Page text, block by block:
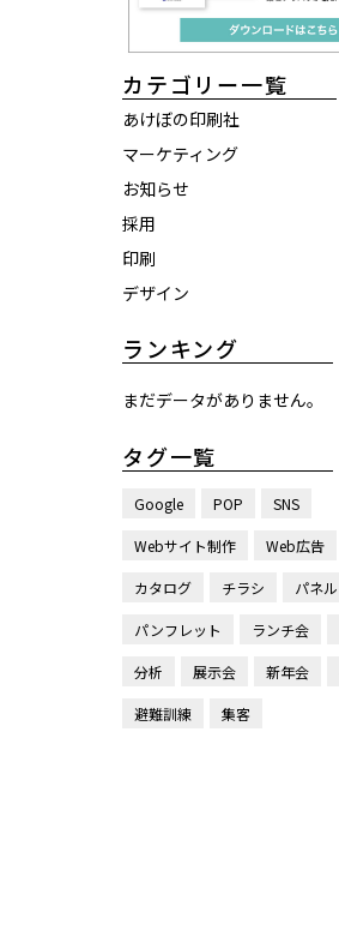
カテゴリー一覧
あけぼの印刷社
マーケティング
お知らせ
採用
印刷
デザイン
ランキング
まだデータがありません。
タグ一覧
Google POP SNS
Webサイト制作 Web広告
カタログ チラシ パネル
パンフレット ランチ会
分析 展示会 新年会
避難訓練 集客